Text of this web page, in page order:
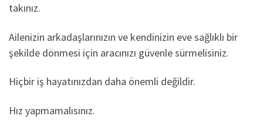
takınız.
Ailenizin arkadaşlarınızın ve kendinizin eve sağlıklı bir
şekilde dönmesi için aracınızı güvenle sürmelisiniz.
Hiçbir iş hayatınızdan daha önemli değildir.
Hız yapmamalısınız.